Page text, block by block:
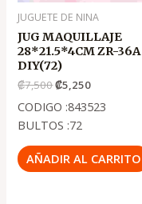
JUGUETE DE NINA
JUG MAQUILLAJE
28*21.5*4CM ZR-36A
DIY(72)
₡7,500₡5,250
CODIGO :843523
BULTOS :72
AÑADIR AL CARRITO